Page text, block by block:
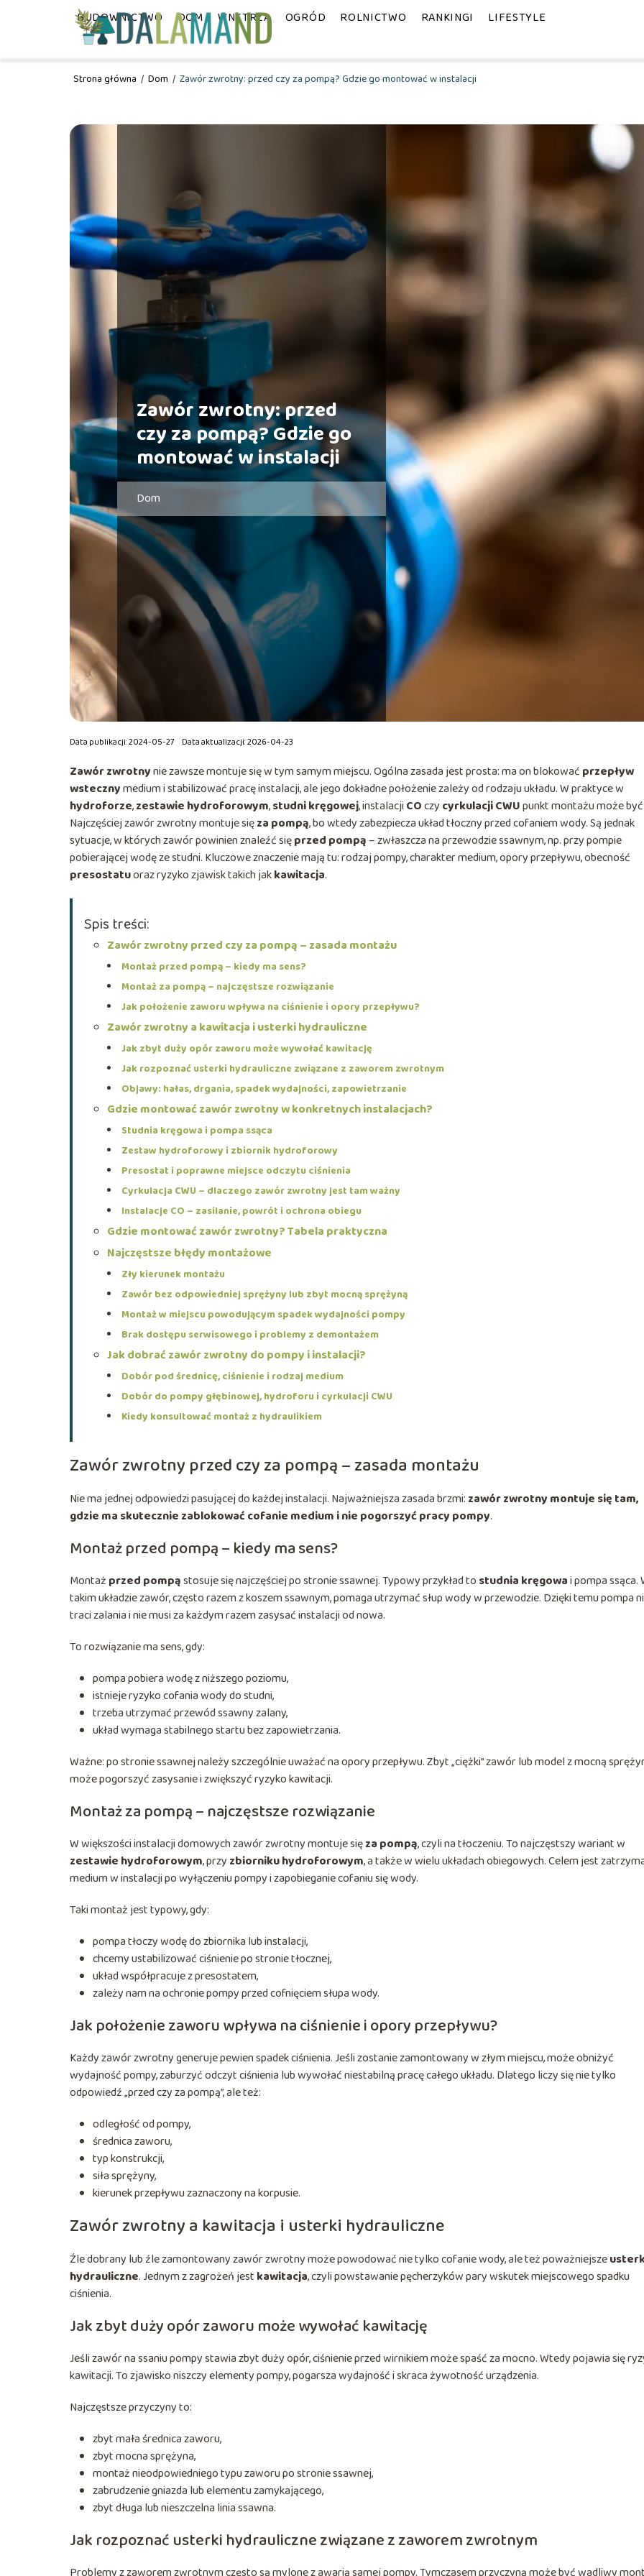
BUDOWNICTWO DOM WNĘTRZA OGRÓD ROLNICTWO RANKINGI LIFESTYLE
Strona główna / Dom / Zawór zwrotny: przed czy za pompą? Gdzie go montować w instalacji
Zawór zwrotny: przed
czy za pompą? Gdzie go
montować w instalacji
Dom
Data publikacji: 2024-05-27 Data aktualizacji: 2026-04-23
Zawór zwrotnynie zawsze montuje się w tym samym miejscu. Ogólna zasada jest prosta: ma on blokować przepływ
wstecznymedium i stabilizować pracę instalacji, ale jego dokładne położenie zależy od rodzaju układu. W praktyce w
hydroforze,zestawie hydroforowym,studni kręgowej, instalacji COczy cyrkulacji CWUpunkt montażu może
Najczęściej zawór zwrotny montuje sięza pompą, bo wtedy zabezpiecza układ tłoczny przed cofaniem wody. Są jednak
sytuacje, w których zawór powinien znaleźć sięprzed pompą – zwłaszcza na przewodzie ssawnym, np. przy pompie
pobierającej wodę ze studni. Kluczowe znaczenie mają tu: rodzaj pompy, charakter medium, opory przepływu, obecność
presostatuoraz ryzyko zjawisk takich jakkawitacja.
Spis treści:
Zawór zwrotny przed czy za pompą – zasada montażu
Montaż przed pompą – kiedy ma sens?
Montaż za pompą – najczęstsze rozwiązanie
Jak położenie zaworu wpływa na ciśnienie i opory przepływu?
Zawór zwrotny a kawitacja i usterki hydrauliczne
Jak zbyt duży opór zaworu może wywołać kawitację
Jak rozpoznać usterki hydrauliczne związane z zaworem zwrotnym
Objawy: hałas, drgania, spadek wydajności, zapowietrzanie
Gdzie montować zawór zwrotny w konkretnych instalacjach?
Studnia kręgowa i pompa ssąca
Zestaw hydroforowy i zbiornik hydroforowy
Presostat i poprawne miejsce odczytu ciśnienia
Cyrkulacja CWU – dlaczego zawór zwrotny jest tam ważny
Instalacje CO – zasilanie, powrót i ochrona obiegu
Gdzie montować zawór zwrotny? Tabela praktyczna
Najczęstsze błędy montażowe
Zły kierunek montażu
Zawór bez odpowiedniej sprężyny lub zbyt mocną sprężyną
Montaż w miejscu powodującym spadek wydajności pompy
Brak dostępu serwisowego i problemy z demontażem
Jak dobrać zawór zwrotny do pompy i instalacji?
Dobór pod średnicę, ciśnienie i rodzaj medium
Dobór do pompy głębinowej, hydroforu i cyrkulacji CWU
Kiedy konsultować montaż z hydraulikiem
Zawór zwrotny przed czy za pompą – zasada montażu
Nie ma jednej odpowiedzi pasującej do każdej instalacji. Najważniejsza zasada brzmi: zawór zwrotny montuje się tam,
gdzie ma skutecznie zablokować cofanie medium i nie pogorszyć pracy pompy.
Montaż przed pompą – kiedy ma sens?
Montaż przed pompąstosuje się najczęściej po stronie ssawnej. Typowy przykład to studnia kręgowai pompa ssąca.
takim układzie zawór, często razem z koszem ssawnym, pomaga utrzymać słup wody w przewodzie. Dzięki temu pompa
traci zalania i nie musi za każdym razem zasysać instalacji od nowa.
To rozwiązanie ma sens, gdy:
pompa pobiera wodę z niższego poziomu,
istnieje ryzyko cofania wody do studni,
trzeba utrzymać przewód ssawny zalany,
układ wymaga stabilnego startu bez zapowietrzania.
Ważne: po stronie ssawnej należy szczególnie uważać na opory przepływu. Zbyt „ciężki” zawór lub model z mocną
może pogorszyć zasysanie i zwiększyć ryzyko kawitacji.
Montaż za pompą – najczęstsze rozwiązanie
W większości instalacji domowych zawór zwrotny montuje sięza pompą, czyli na tłoczeniu. To najczęstszy wariant w
zestawie hydroforowym, przy zbiorniku hydroforowym, a także w wielu układach obiegowych. Celem jest
medium w instalacji po wyłączeniu pompy i zapobieganie cofaniu się wody.
Taki montaż jest typowy, gdy:
pompa tłoczy wodę do zbiornika lub instalacji,
chcemy ustabilizować ciśnienie po stronie tłocznej,
układ współpracuje z presostatem,
zależy nam na ochronie pompy przed cofnięciem słupa wody.
Jak położenie zaworu wpływa na ciśnienie i opory przepływu?
Każdy zawór zwrotny generuje pewien spadek ciśnienia. Jeśli zostanie zamontowany w złym miejscu, może obniżyć
wydajność pompy, zaburzyć odczyt ciśnienia lub wywołać niestabilną pracę całego układu. Dlatego liczy się nie tylko
odpowiedź „przed czy za pompą”, ale też:
odległość od pompy,
średnica zaworu,
typ konstrukcji,
siła sprężyny,
kierunek przepływu zaznaczony na korpusie.
Zawór zwrotny a kawitacja i usterki hydrauliczne
Źle dobrany lub źle zamontowany zawór zwrotny może powodować nie tylko cofanie wody, ale też poważniejsze
hydrauliczne. Jednym z zagrożeń jest kawitacja, czyli powstawanie pęcherzyków pary wskutek miejscowego spadku
ciśnienia.
Jak zbyt duży opór zaworu może wywołać kawitację
Jeśli zawór na ssaniu pompy stawia zbyt duży opór, ciśnienie przed wirnikiem może spaść za mocno. Wtedy pojawia się
kawitacji. To zjawisko niszczy elementy pompy, pogarsza wydajność i skraca żywotność urządzenia.
Najczęstsze przyczyny to:
zbyt mała średnica zaworu,
zbyt mocna sprężyna,
montaż nieodpowiedniego typu zaworu po stronie ssawnej,
zabrudzenie gniazda lub elementu zamykającego,
zbyt długa lub nieszczelna linia ssawna.
Jak rozpoznać usterki hydrauliczne związane z zaworem zwrotnym
Problemy z zaworem zwrotnym często są mylone z awarią samej pompy. Tymczasem przyczyną może być wadliwy